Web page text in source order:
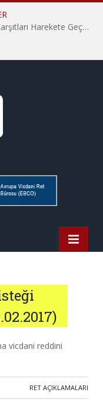
Hiroşima’nın 81. Yılında İtalyan Savaş Karşıtları Harekete Geçti: “Hatırlamak yeterli değil”
vicdani reddini
RET AÇIKLAMALARI